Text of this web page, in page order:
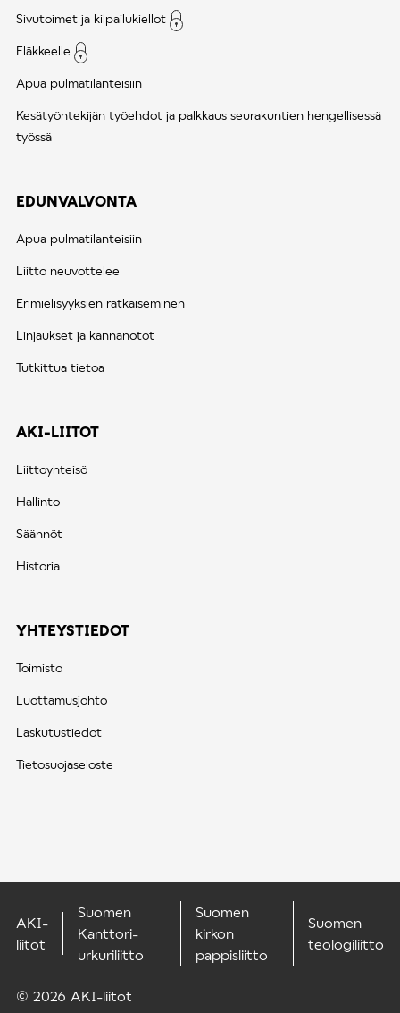
Sivutoimet ja kilpailukiellot
Eläkkeelle
Apua pulmatilanteisiin
Kesätyöntekijän työehdot ja palkkaus seurakuntien hengellisessä
työssä
EDUNVALVONTA
Apua pulmatilanteisiin
Liitto neuvottelee
Erimielisyyksien ratkaiseminen
Linjaukset ja kannanotot
Tutkittua tietoa
AKI-LIITOT
Liittoyhteisö
Hallinto
Säännöt
Historia
YHTEYSTIEDOT
Toimisto
Luottamusjohto
Laskutustiedot
Tietosuojaseloste
© 2026 AKI-liitot
AKI-
liitot
Suomen
Kanttori-
urkuriliitto
Suomen
kirkon
pappisliitto
Suomen
teologiliitto